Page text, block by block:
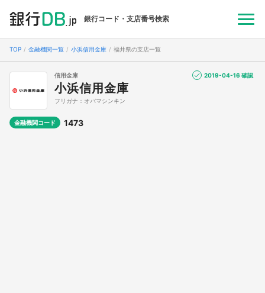
銀行コード・支店番号検索
TOP 金融機関一覧 小浜信用金庫 福井県の支店一覧
信用金庫
小浜信用金庫
フリガナ：オバマシンキン
金融機関コード 1473
2019-04-16 確認